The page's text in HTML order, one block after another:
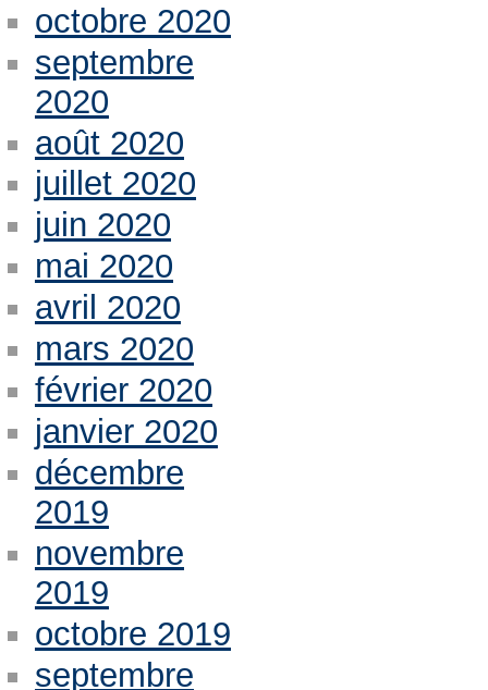
octobre 2020
septembre
2020
août 2020
juillet 2020
juin 2020
mai 2020
avril 2020
mars 2020
février 2020
janvier 2020
décembre
2019
novembre
2019
octobre 2019
septembre